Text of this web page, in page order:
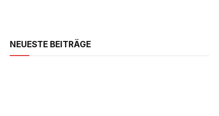
NEUESTE BEITRÄGE